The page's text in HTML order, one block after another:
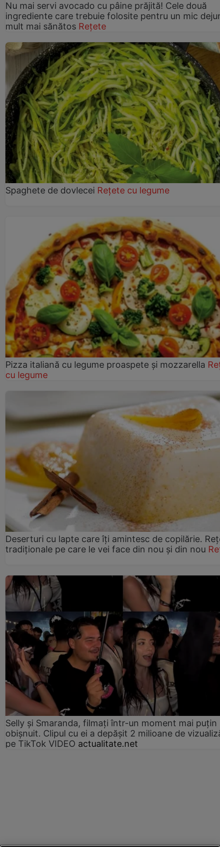
Nu mai servi avocado cu pâine prăjită! Cele două
ingrediente care trebuie folosite pentru un mic
mult mai sănătos Rețete
Spaghete de dovlecei Rețete cu legume
Pizza italiană cu legume proaspete și mozzarella
cu legume
Deserturi cu lapte care îți amintesc de copilărie.
tradiționale pe care le vei face din nou și din nou
Selly și Smaranda, filmați într-un moment mai puțin
obișnuit. Clipul cu ei a depășit 2 milioane de
pe TikTok VIDEO actualitate.net